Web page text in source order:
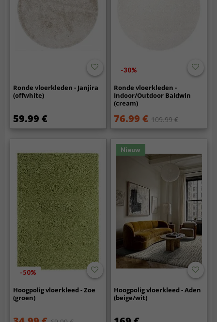
Ronde vloerkleden - Janjira
(offwhite)
59.99 €
-30%
Ronde vloerkleden -
Indoor/Outdoor Baldwin
(cream)
76.99 € 109.99 €
-50%
Hoogpolig vloerkleed - Zoe
(groen)
Nieuw
Hoogpolig vloerkleed - Aden
(beige/wit)